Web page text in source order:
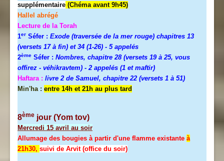
supplémentaire (Chéma avant 9h45)
Hallel abrégé
Lecture de la Torah
1er Séfer : Exode (traversée de la mer rouge) chapitres 13
(versets 17 à fin) et 34 (1-26) - 5 appelés
2ème Séfer : Nombres, chapitre 28 (versets 19 à 25, vous
offirez - véhikravtem) - 2 appelés (1 et maftir)
Haftara : livre 2 de Samuel, chapitre 22 (versets 1 à 51)
Min'ha : entre 14h et 21h au plus tard
8ème jour (Yom tov)
Mercredi 15 avril au soir
Allumage des bougies à partir d'une flamme existante à
21h30, suivi de Arvit (office du soir)